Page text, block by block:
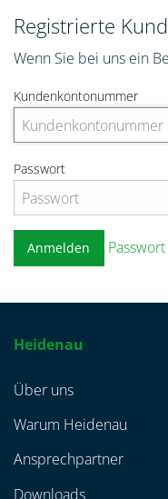
Registrierte
Wenn Sie bei uns ein
Kundenkontonummer
Passwort
Anmelden
Heidenau
Über uns
Warum Heidenau
Ansprechpartner
Downloads